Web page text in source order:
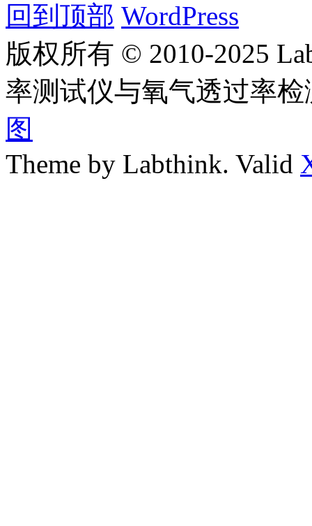
回到顶部 WordPress
版权所有 © 2010-2025
率测试仪与氧气透过率
图
Theme by Labthink. Valid